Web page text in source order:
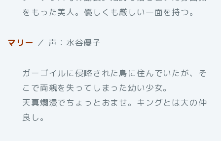
をもった美人。優しくも厳しい一面を持つ。
マリー ／ 声：水谷優子
ガーゴイルに侵略された島に住んでいたが、そ
こで両親を失ってしまった幼い少女。
天真爛漫でちょっとおませ。キングとは大の仲
良し。